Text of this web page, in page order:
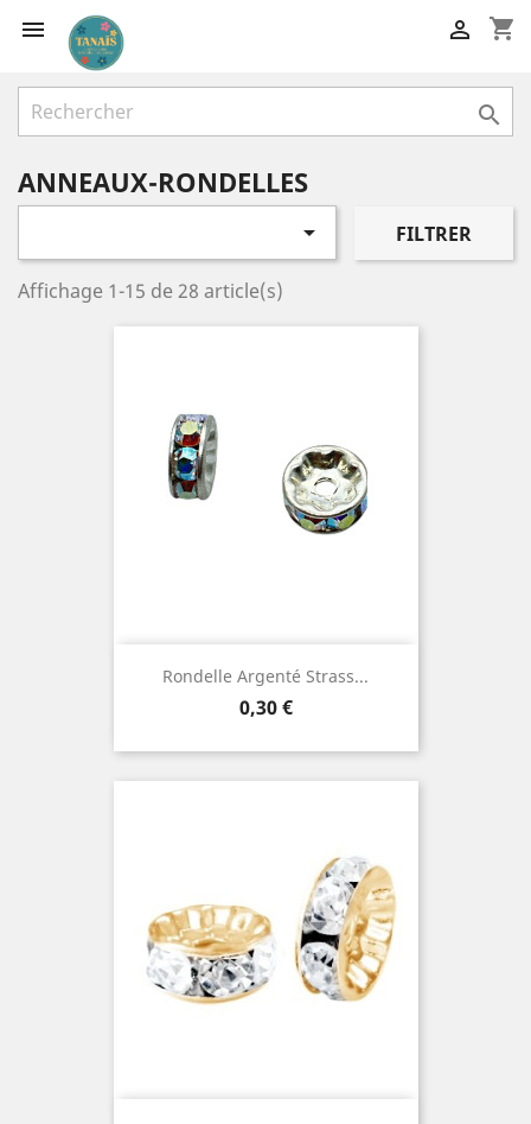
 shopping_cart


ANNEAUX-RONDELLES
 FILTRER
Affichage 1-15 de 28 article(s)
Rondelle Argenté Strass...
Prix
0,30 €